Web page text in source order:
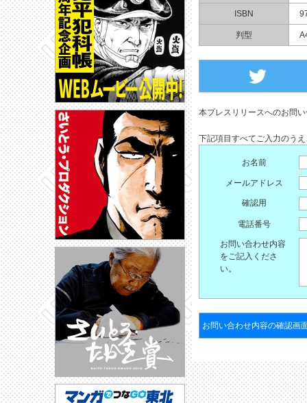
ISBN
判型
本プレスリリースへのお問
下記項目すべてご入力のう
お名前
メールアドレス
確認用
電話番号
お問い合わせ内容
をご記入くださ
い。